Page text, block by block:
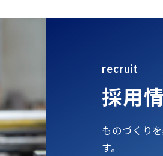
recruit
採用
ものづくり
す。